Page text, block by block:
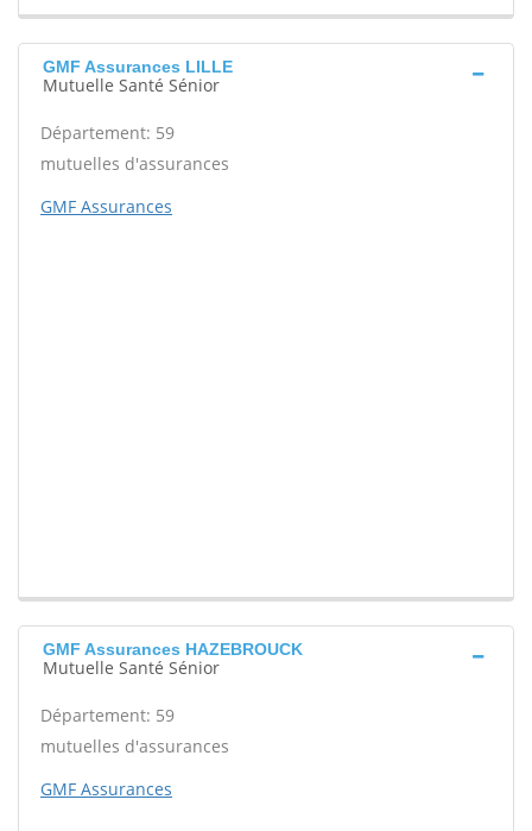
GMF Assurances LILLE
Mutuelle Santé Sénior
Département: 59
mutuelles d'assurances
GMF Assurances
GMF Assurances HAZEBROUCK
Mutuelle Santé Sénior
Département: 59
mutuelles d'assurances
GMF Assurances